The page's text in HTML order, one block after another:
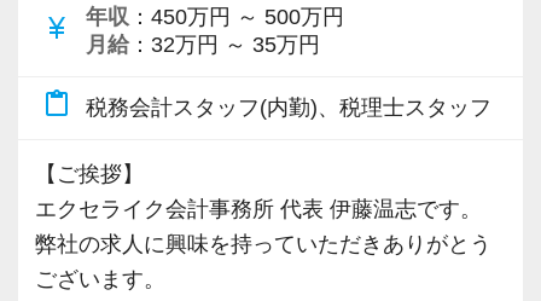
度を通じて積極的にキャリアアップを応援しま
す。
国が後押しする【企業型確定拠出年金（企業型
の「将来の人生設計」までしっかりと支える環
境が整っています。
パートからスタートして、長く安心して働ける
プロを目指すことも十分に可能です。
（２）カフェのようなおしゃれな事務所
入り口には大きな水槽を置いて、お客様
をお迎えしています。
づいて構成されており、
お客様もスタッフもくつろげる雰囲気を
大事にしています。
currency_yen 年収 ：450万円 ～ 500万円
月給 ：32万円 ～ 35万円
content_paste 税務会計スタッフ(内勤)、税理士スタッフ
【ご挨拶】
エクセライク会計事務所 代表 伊藤温志です。
弊社の求人に興味を持っていただきありがとう
ございます。